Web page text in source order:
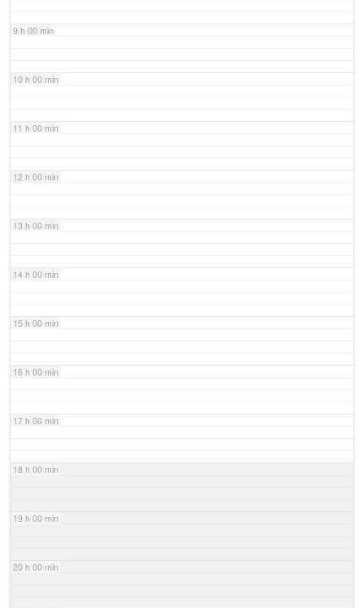
9 h 00 min
10 h 00 min
11 h 00 min
12 h 00 min
13 h 00 min
14 h 00 min
15 h 00 min
16 h 00 min
17 h 00 min
18 h 00 min
19 h 00 min
20 h 00 min